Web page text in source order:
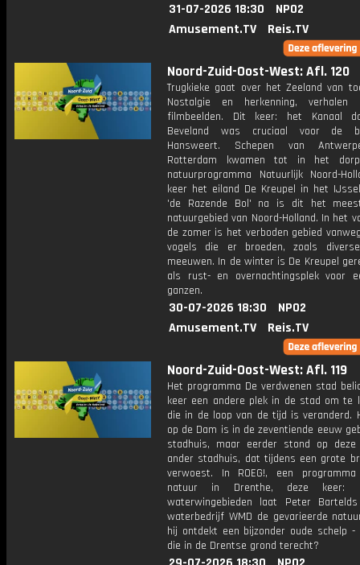
31-07-2026 18:30
NPO2
Amusement.TV
Reis.TV
Noord-Zuid-Oost-West: Afl. 120
Trugkieke gaat over het Zeeland van
Nostalgie en herkenning, verhalen
filmbeelden. Dit keer: het Kanaal
Beveland was cruciaal voor de
Hansweert. Schepen van
Rotterdam kwamen tot in het
natuurprogramma Natuurlijk Noord-
keer het eiland De Kreupel in het
'de Razende Bol' na is dit het
natuurgebied van Noord-Holland. In het
de zomer is het verboden gebied
vogels die er broeden, zoals
meeuwen. In de winter is De Kreupel
als rust- en overnachtingsplek voor
ganzen.
30-07-2026 18:30
NPO2
Amusement.TV
Reis.TV
Noord-Zuid-Oost-West: Afl. 119
Het programma De verdwenen stad
keer een andere plek in de stad om te
die in de loop van de tijd is veranderd.
op de Dam is in de zeventiende eeuw
stadhuis, maar eerder stond op
ander stadhuis, dat tijdens een grote
verwoest. In ROEG!, een
natuur in Drenthe, deze keer:
waterwingebieden laat Peter
waterbedrijf WMD de gevarieerde
hij ontdekt een bijzonder oude schelp -
die in de Drentse grond terecht?